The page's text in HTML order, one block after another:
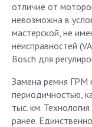
отличие от
невозможна в
мастерской, не
неисправностей
Bosch для
Замена ремня ГРМ
периодичностью,
тыс. км.
ранее.